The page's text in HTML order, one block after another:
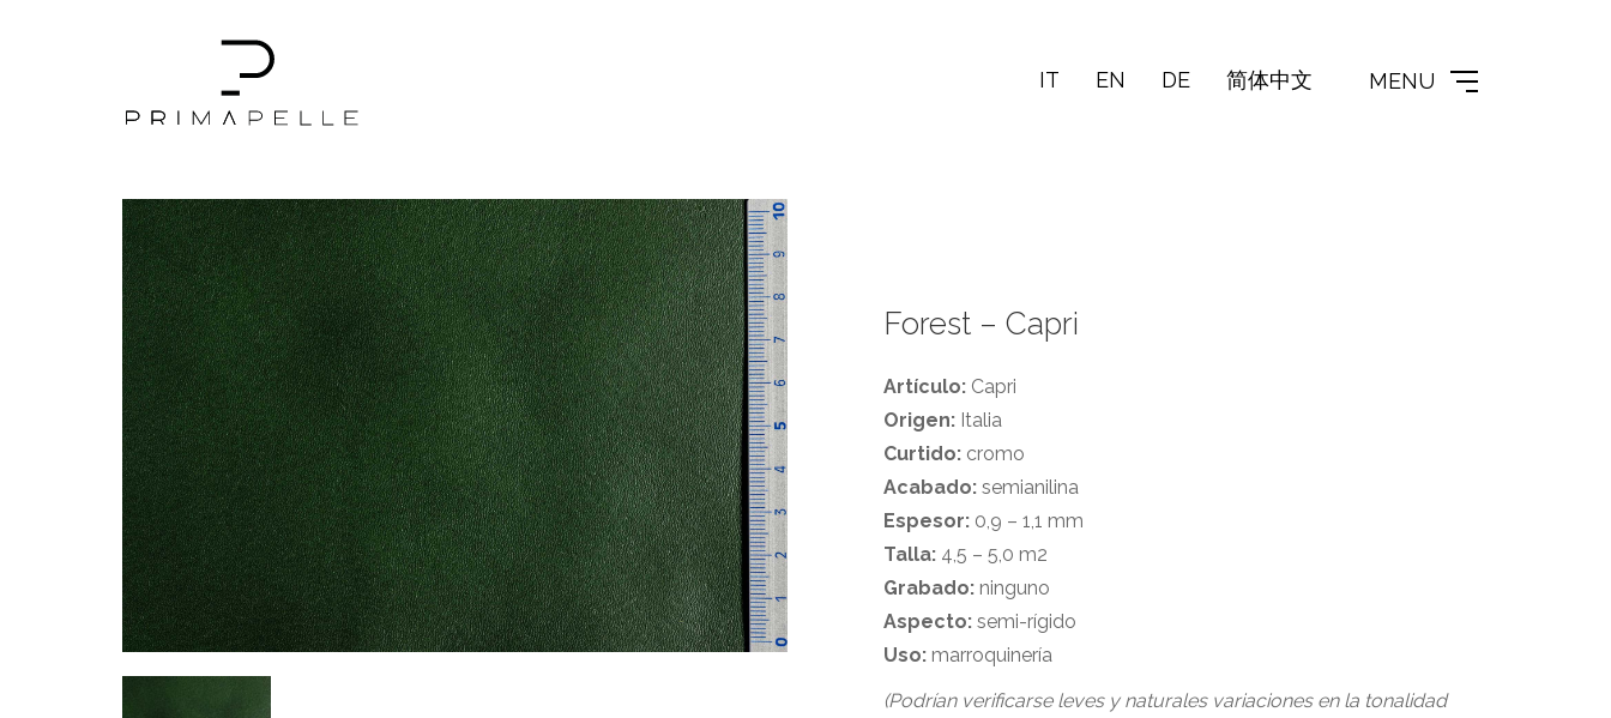
IT EN DE 简体中文 MENU
Forest – Capri
Artículo: Capri
Origen: Italia
Curtido: cromo
Acabado: semianilina
Espesor: 0,9 – 1,1 mm
Talla: 4,5 – 5,0 m2
Grabado: ninguno
Aspecto: semi-rígido
Uso: marroquinería
(Podrían verificarse leves y naturales variaciones en la tonalidad